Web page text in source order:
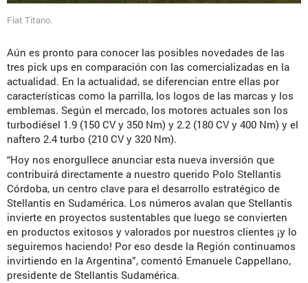
Fiat Titano.
Aún es pronto para conocer las posibles novedades de las
tres pick ups en comparación con las comercializadas en la
actualidad. En la actualidad, se diferencian entre ellas por
características como la parrilla, los logos de las marcas y los
emblemas. Según el mercado, los motores actuales son los
turbodiésel 1.9 (150 CV y 350 Nm) y 2.2 (180 CV y 400 Nm) y el
naftero 2.4 turbo (210 CV y 320 Nm).
“Hoy nos enorgullece anunciar esta nueva inversión que
contribuirá directamente a nuestro querido Polo Stellantis
Córdoba, un centro clave para el desarrollo estratégico de
Stellantis en Sudamérica. Los números avalan que Stellantis
invierte en proyectos sustentables que luego se convierten
en productos exitosos y valorados por nuestros clientes ¡y lo
seguiremos haciendo! Por eso desde la Región continuamos
invirtiendo en la Argentina”, comentó Emanuele Cappellano,
presidente de Stellantis Sudamérica.